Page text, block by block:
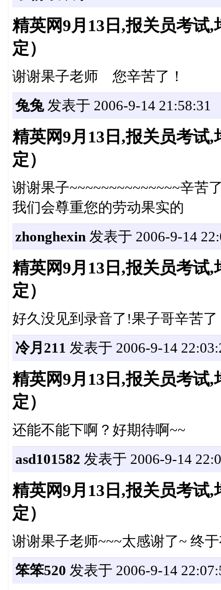
精英网9月13日,报关员考试
定）
谢谢果子老师 您辛苦了！
兔兔发表于 2006-9-14 21:58:31
精英网9月13日,报关员考试
定）
谢谢果子~~~~~~~~~~~~~~辛苦
我们会尊重您的劳动果实的
zhonghexin 发表于 2006-9-14
精英网9月13日,报关员考试
定）
好久没见到录音了!果子哥辛苦了
冷月211 发表于 2006-9-14
精英网9月13日,报关员考试
定）
还能不能下啊？好期待啊~~
asd101582 发表于 2006-9-14
精英网9月13日,报关员考试
定）
谢谢果子老师~~~太感谢了~ 终
笨笨520 发表于 2006-9-14